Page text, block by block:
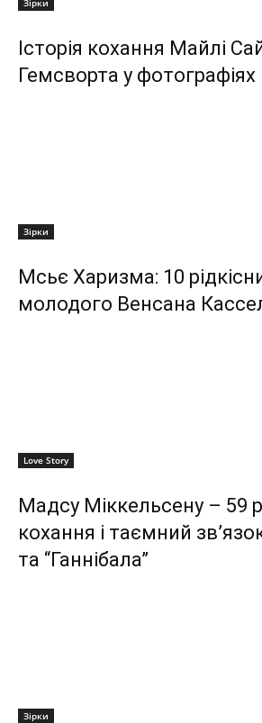
Зірки
Історія кохання Майлі
Гемсворта у фотографіях
Зірки
Мсьє Харизма: 10
молодого Венсана
Love Story
Мадсу Міккельсену – 59
кохання і таємний
та “Ганнібала”
Зірки